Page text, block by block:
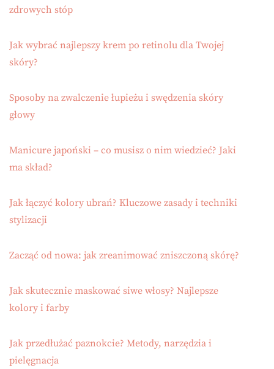
zdrowych stóp
Jak wybrać najlepszy krem po retinolu dla Twojej
skóry?
Sposoby na zwalczenie łupieżu i swędzenia skóry
głowy
Manicure japoński – co musisz o nim wiedzieć? Jaki
ma skład?
Jak łączyć kolory ubrań? Kluczowe zasady i techniki
stylizacji
Zacząć od nowa: jak zreanimować zniszczoną skórę?
Jak skutecznie maskować siwe włosy? Najlepsze
kolory i farby
Jak przedłużać paznokcie? Metody, narzędzia i
pielęgnacja